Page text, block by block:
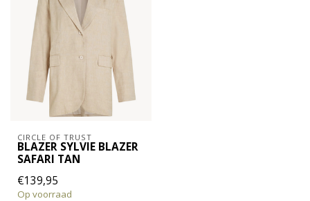
CIRCLE OF TRUST
BLAZER SYLVIE BLAZER
SAFARI TAN
€139,95
Op voorraad